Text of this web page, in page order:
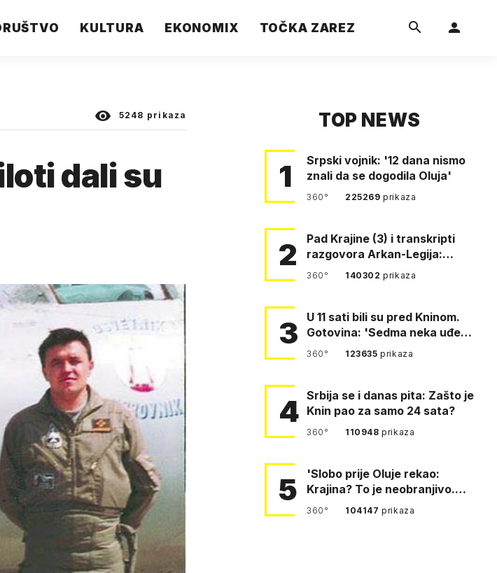
KULTURA EKONOMIX TOČKA ZAREZ
5248 prikaza
dali su
TOP NEWS
1
Srpski vojnik: '12 dana nismo
znali da se dogodila Oluja'
360° 225269prikaza
2
Pad Krajine (3) i transkripti
razgovora Arkan-Legija:
'Čujem, prelazite ustašam…
360° 140302prikaza
3
U 11 sati bili su pred Kninom.
Gotovina: 'Sedma neka uđe,
4. gardijska neka g…
360° 123635prikaza
4 Srbija se i danas pita: Zašto je
Knin pao za samo 24 sata?
360° 110948prikaza
5
'Slobo prije Oluje rekao:
Krajina? To je neobranjivo.
Tuđmana zvao Krivousti'
360° 104147prikaza